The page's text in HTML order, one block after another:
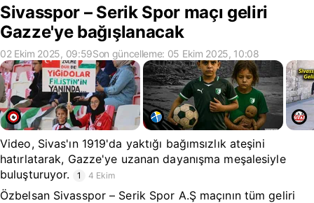
Sivasspor – Serik Spor maçı geliri
Gazze'ye bağışlanacak
02 Ekim 2025, 09:59Son güncelleme: 05 Ekim 2025, 10:08
Video, Sivas'ın 1919'da yaktığı bağımsızlık ateşini
hatırlatarak, Gazze'ye uzanan dayanışma meşalesiyle
buluşturuyor.
1 4 Ekim
Özbelsan Sivasspor – Serik Spor A.Ş maçının tüm geliri